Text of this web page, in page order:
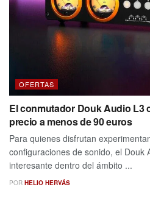
OFERTAS
El conmutador Douk Audio L3
precio a menos de 90 euros
Para quienes disfrutan
configuraciones de sonido, el Douk
interesante dentro del ámbito ...
POR HELIO HERVÁS